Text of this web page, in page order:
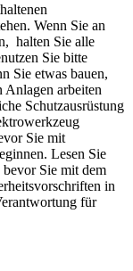
Wenn Sie an
halten Sie alle
Sie bitte
Sie etwas bauen,
Anlagen arbeiten
Schutzausrüstung
Sie mit
Lesen Sie
Sie mit dem
in
für